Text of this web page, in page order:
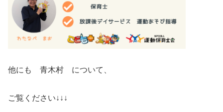
他にも 青木村 について、
ご覧ください↓↓↓